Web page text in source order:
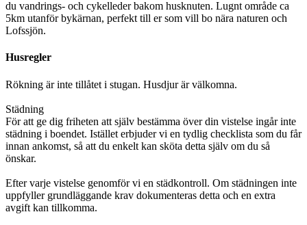
du vandrings- och cykelleder bakom husknuten. Lugnt område ca
5km utanför bykärnan, perfekt till er som vill bo nära naturen och
Lofssjön.
Husregler
Rökning är inte tillåtet i stugan. Husdjur är välkomna.
Städning
För att ge dig friheten att själv bestämma över din vistelse ingår inte
städning i boendet. Istället erbjuder vi en tydlig checklista som du får
innan ankomst, så att du enkelt kan sköta detta själv om du så
önskar.
Efter varje vistelse genomför vi en städkontroll. Om städningen inte
uppfyller grundläggande krav dokumenteras detta och en extra
avgift kan tillkomma.